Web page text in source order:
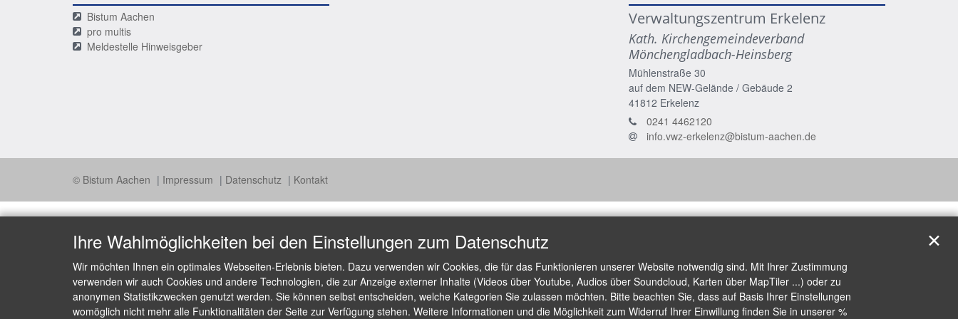
Bistum Aachen
pro multis
Meldestelle Hinweisgeber
Verwaltungszentrum Erkelenz
Kath. Kirchengemeindeverband
Mönchengladbach-Heinsberg
Mühlenstraße 30
auf dem NEW-Gelände / Gebäude 2
41812 Erkelenz
0241 4462120
info.vwz-erkelenz@bistum-aachen.de
© Bistum Aachen Impressum Datenschutz Kontakt
Ihre Wahlmöglichkeiten bei den Einstellungen zum Datenschutz
Wir möchten Ihnen ein optimales Webseiten-Erlebnis bieten. Dazu verwenden wir Cookies, die für das Funktionieren unserer Website notwendig sind. Mit Ihrer Zustimmung
verwenden wir auch Cookies und andere Technologien, die zur Anzeige externer Inhalte (Videos über Youtube, Audios über Soundcloud, Karten über MapTiler ...) oder zu
anonymen Statistikzwecken genutzt werden. Sie können selbst entscheiden, welche Kategorien Sie zulassen möchten. Bitte beachten Sie, dass auf Basis Ihrer Einstellungen
womöglich nicht mehr alle Funktionalitäten der Seite zur Verfügung stehen. Weitere Informationen und die Möglichkeit zum Widerruf Ihrer Einwillung finden Sie in unserer %
✕